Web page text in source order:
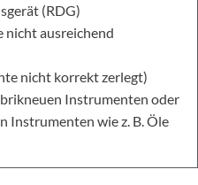
(RDG)
ausreichend
nicht korrekt zerlegt)
Instrumenten oder
Instrumenten wie z. B. Öle